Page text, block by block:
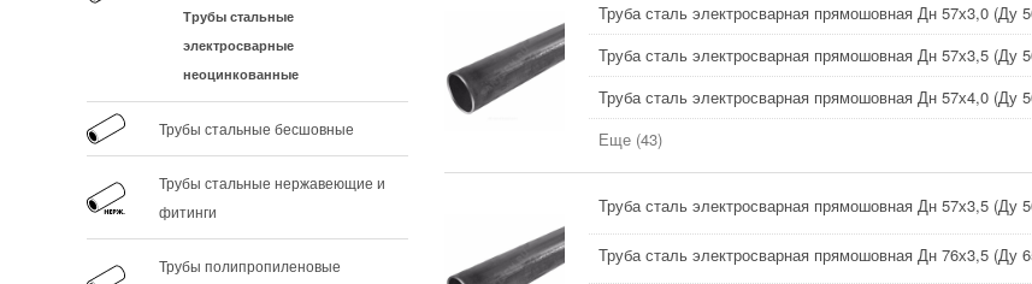
Трубы стальные
электросварные
неоцинкованные
Трубы стальные бесшовные
Трубы стальные нержавеющие и
фитинги
Трубы полипропиленовые
Труба сталь электросварная прямошовная Дн 57х3,0
Труба сталь электросварная прямошовная Дн 57х3,5
Труба сталь электросварная прямошовная Дн 57х4,0
Еще (43)
Труба сталь электросварная прямошовная Дн 57х3,5 (Ду
Труба сталь электросварная прямошовная Дн 76х3,5 (Ду